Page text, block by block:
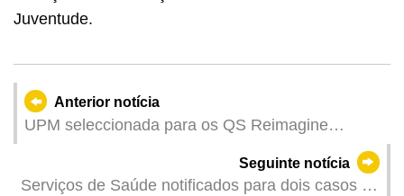
Juventude.
Anterior notícia
UPM seleccionada para os QS Reimagine
Seguinte notícia
Serviços de Saúde notificados para dois casos de